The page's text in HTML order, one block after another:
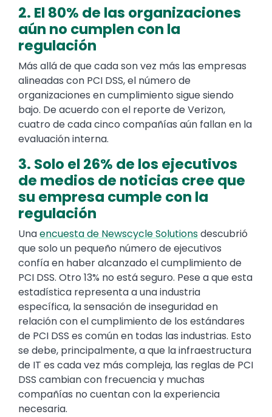
2. El 80% de las organizaciones
aún no cumplen con la
regulación
Más allá de que cada son vez más las empresas
alineadas con PCI DSS, el número de
organizaciones en cumplimiento sigue siendo
bajo. De acuerdo con el reporte de Verizon,
cuatro de cada cinco compañías aún fallan en la
evaluación interna.
3. Solo el 26% de los ejecutivos
de medios de noticias cree que
su empresa cumple con la
regulación
Unaencuesta de Newscycle Solutionsdescubrió
que solo un pequeño número de ejecutivos
confía en haber alcanzado el cumplimiento de
PCI DSS. Otro 13% no está seguro. Pese a que esta
estadística representa a una industria
específica, la sensación de inseguridad en
relación con el cumplimiento de los estándares
de PCI DSS es común en todas las industrias. Esto
se debe, principalmente, a que la infraestructura
de IT es cada vez más compleja, las reglas de PCI
DSS cambian con frecuencia y muchas
compañías no cuentan con la experiencia
necesaria.